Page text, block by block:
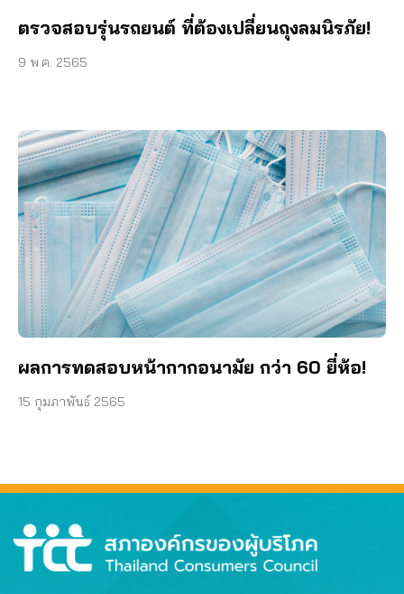
ตรวจสอบรุ่นรถยนต์ ที่ต้องเปลี่ยนถุงลมนิรภัย!
9 พ.ค. 2565
ผลการทดสอบหน้ากากอนามัย กว่า 60 ยี่ห้อ!
15 กุมภาพันธ์ 2565